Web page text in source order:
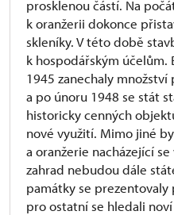
prosklenou částí. Na
k oranžerii dokonce
skleníky. V této době
k hospodářským účelům.
1945 zanechaly
a po únoru 1948 se stát
historicky cenných
nové využití. Mimo jiné
a oranžerie nacházející
zahrad nebudou dále
památky se
pro ostatní se hledali